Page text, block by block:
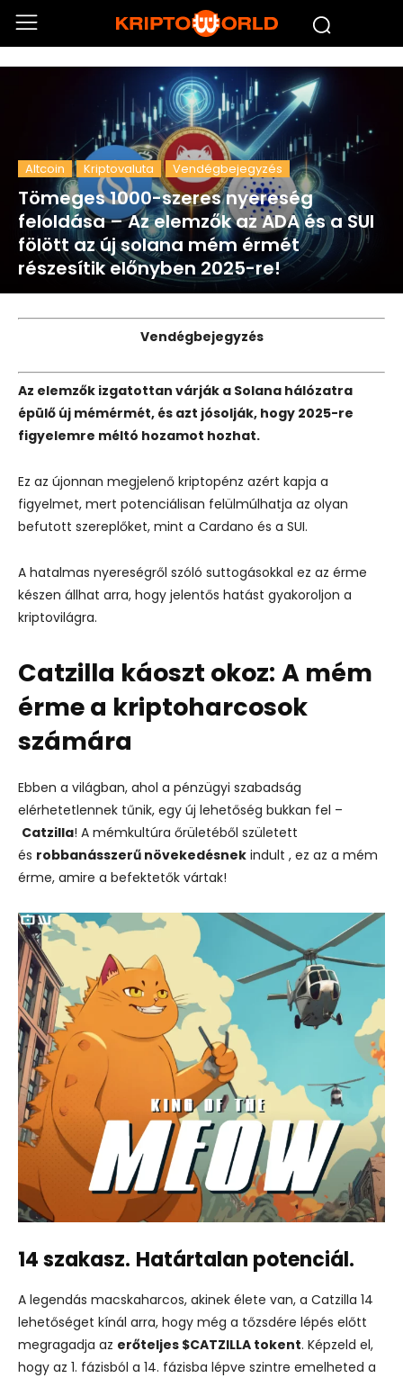
Altcoin Kriptovaluta Vendégbejegyzés
Tömeges 1000-szeres nyereség
feloldása – Az elemzők az ADA és a SUI
fölött az új solana mém érmét
részesítik előnyben 2025-re!
Vendégbejegyzés
Az elemzők izgatottan várják a Solana hálózatra
épülő új mémérmét, és azt jósolják, hogy 2025-re
figyelemre méltó hozamot hozhat.
Ez az újonnan megjelenő kriptopénz azért kapja a
figyelmet, mert potenciálisan felülmúlhatja az olyan
befutott szereplőket, mint a Cardano és a SUI.
A hatalmas nyereségről szóló suttogásokkal ez az érme
készen állhat arra, hogy jelentős hatást gyakoroljon a
kriptovilágra.
Catzilla káoszt okoz: A mém
érme a kriptoharcosok
számára
Ebben a világban, ahol a pénzügyi szabadság
elérhetetlennek tűnik, egy új lehetőség bukkan fel –
Catzilla! A mémkultúra őrületéből született
és robbanásszerű növekedésnek indult , ez az a mém
érme, amire a befektetők vártak!
14 szakasz. Határtalan potenciál.
A legendás macskaharcos, akinek élete van, a Catzilla 14
lehetőséget kínál arra, hogy még a tőzsdére lépés előtt
megragadja az erőteljes $CATZILLA tokent. Képzeld el,
hogy az 1. fázisból a 14. fázisba lépve szintre emelheted a